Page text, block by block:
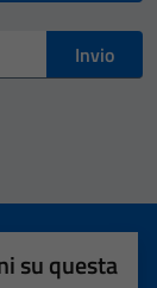
Invio
su questa